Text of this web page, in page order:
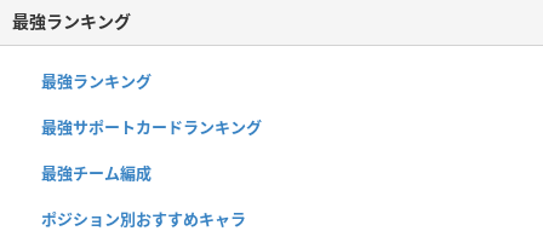
最強ランキング
最強ランキング
最強サポートカードランキング
最強チーム編成
ポジション別おすすめキャラ